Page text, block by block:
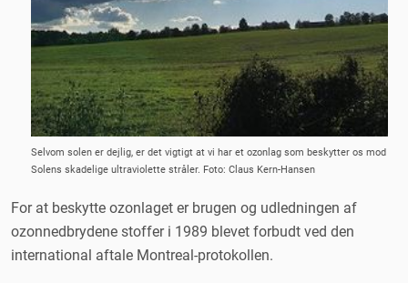
Selvom solen er dejlig, er det vigtigt at vi har et ozonlag som beskytter os mod
Solens skadelige ultraviolette stråler. Foto: Claus Kern-Hansen
For at beskytte ozonlaget er brugen og udledningen af
ozonnedbrydene stoffer i 1989 blevet forbudt ved den
international aftale Montreal-protokollen.